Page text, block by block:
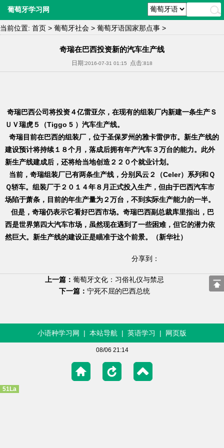
葡萄牙学习网
当前位置: 首页 > 葡萄牙社会 > 葡萄牙语国家那点事 >
奇瑞在巴西投资新的汽车生产线
日期:2016-07-31 01:15 点击:818
奇瑞巴西公司将投资４亿雷亚尔，在现有的组装厂内新建一条生产Ｓ
ＵＶ瑞虎５（Tiggo 5 ）汽车生产线。
奇瑞目前在巴西的组装厂，位于圣保罗州的雅卡雷伊市。新生产线的
建设预计将持续１８个月，落成后拥有年产汽车３万台的能力。此外
新生产线建成后，还将给当地创造２２０个就业计划。
当前，奇瑞组装厂已有两条生产线，分别风云２（Celer）系列和Ｑ
Ｑ轿车。组装厂于２０１４年８月正式投入生产，但由于巴西汽车市
场陷于萧条，目前的年生产量为２万台，不到实际生产能力的一半。
但是，奇瑞仍表示它看好巴西市场。奇瑞巴西副总裁库里指出，巴
西是世界第四大汽车市场，虽然现在遇到了一些困难，但它的潜力依
然巨大。新生产线的建设正是瞄准于这个前景。（新华社）
分享到：
上一篇： 葡萄牙文化：习俗礼仪与禁忌
下一篇： 宁死不屈的巴西总统
小语种学习网 | 本站导航 | 英语学习 | 网页版
08/06 21:14
51La